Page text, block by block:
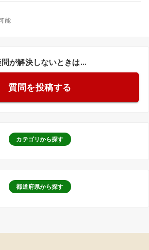
能
問が解決しないときは...
質問を投稿する
カテゴリから探す
都道府県から探す